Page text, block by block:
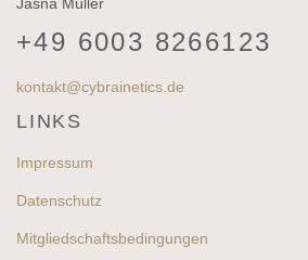
+49 6003 8266123
kontakt@cybrainetics.de
LINKS
Impressum
Datenschutz
Mitgliedschaftsbedingungen